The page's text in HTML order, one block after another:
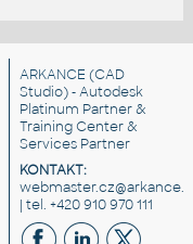
ARKANCE (CAD
Studio) - Autodesk
Platinum Partner &
Training Center &
Services Partner
KONTAKT:
| tel. +420 910 970 111